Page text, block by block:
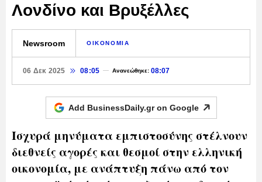
Λονδίνο και Βρυξέλλες
Newsroom ΟΙΚΟΝΟΜΙΑ
06 Δεκ 2025 08:05 Ανανεώθηκε: 08:07
Add BusinessDaily.gr on Google
Ισχυρά μηνύματα εμπιστοσύνης στέλνουν
διεθνείς αγορές και θεσμοί στην ελληνική
οικονομία, με ανάπτυξη πάνω από τον